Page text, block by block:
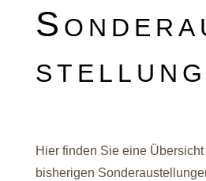
Hier finden Sie eine
bisherigen